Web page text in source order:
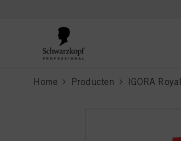
Home Producten IGORA Royal
current page